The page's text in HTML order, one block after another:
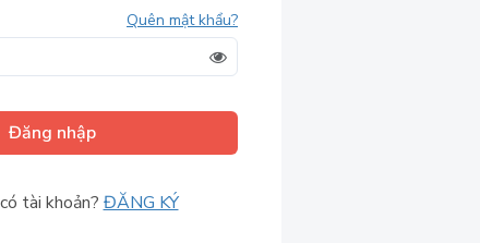
Quên mật khẩu?
Đăng nhập
tài khoản? ĐĂNG KÝ